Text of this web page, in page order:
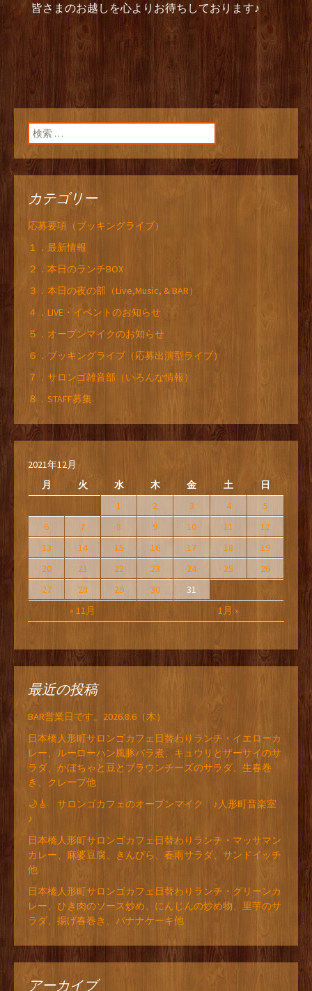
皆さまのお越しを心よりお待ちしております♪
検索:
カテゴリー
応募要項（ブッキングライブ）
１．最新情報
２．本日のランチBOX
３．本日の夜の部（Live,Music, & BAR）
４．LIVE・イベントのお知らせ
５．オープンマイクのお知らせ
６．ブッキングライブ（応募出演型ライブ）
７．サロンゴ雑音部（いろんな情報）
８．STAFF募集
2021年12月
月
火 水 木 金 土 日
« 11月 1月 »
1 2 3 4
5
6
7 8 9 10 11
12
13
14 15 16 17 18
19
20
21 22 23 24 25
26
27
28 29 30 31
最近の投稿
BAR営業日です。2026.8.6（木）
日本橋人形町サロンゴカフェ日替わりランチ・イエローカ
レー、ルーローハン風豚バラ煮、キュウリとザーサイのサ
ラダ、かぼちゃと豆とブラウンチーズのサラダ、生春巻
き、クレープ他
🌙🎸 サロンゴカフェのオープンマイク ♪人形町音楽室
♪
日本橋人形町サロンゴカフェ日替わりランチ・マッサマン
カレー、麻婆豆腐、きんぴら、春雨サラダ、サンドイッチ
他
日本橋人形町サロンゴカフェ日替わりランチ・グリーンカ
レー、ひき肉のソース炒め、にんじんの炒め物、里芋のサ
ラダ、揚げ春巻き、バナナケーキ他
アーカイブ